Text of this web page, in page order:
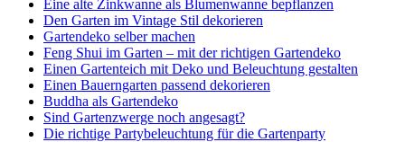
Eine alte Zinkwanne als Blumenwanne bepflanzen
Den Garten im Vintage Stil dekorieren
Gartendeko selber machen
Feng Shui im Garten – mit der richtigen Gartendeko
Einen Gartenteich mit Deko und Beleuchtung gestalten
Einen Bauerngarten passend dekorieren
Buddha als Gartendeko
Sind Gartenzwerge noch angesagt?
Die richtige Partybeleuchtung für die Gartenparty